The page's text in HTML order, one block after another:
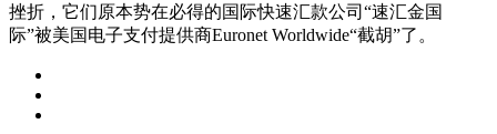
挫折，它们原本势在必得的国际快速汇款公司“速汇金国
际”被美国电子支付提供商Euronet Worldwide“截胡”了。